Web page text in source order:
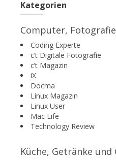
Kategorien
Computer,
Coding Experte
c’t Digitale Fotografie
c’t Magazin
iX
Docma
Linux Magazin
Linux User
Mac Life
Technology Review
Küche, Getränke